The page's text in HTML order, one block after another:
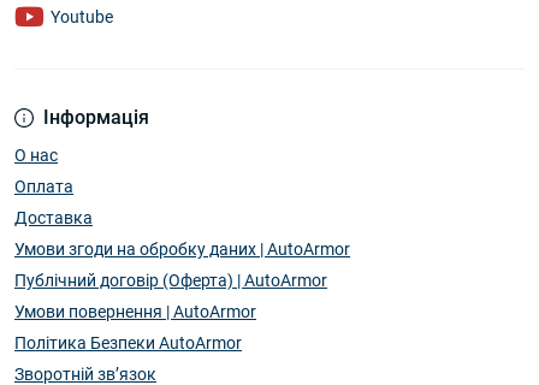
Інформація
О нас
Оплата
Доставка
Умови згоди на обробку даних | AutoArmor
Публічний договір (Оферта) | AutoArmor
Умови повернення | AutoArmor
Політика Безпеки AutoArmor
Зворотній зв’язок
Youtube